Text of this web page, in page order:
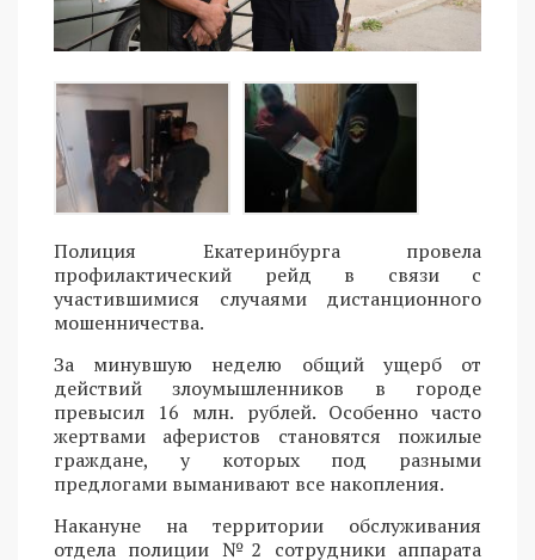
Полиция Екатеринбурга провела
профилактический рейд в связи с
участившимися случаями дистанционного
мошенничества.
За минувшую неделю общий ущерб от
действий злоумышленников в городе
превысил 16 млн. рублей. Особенно часто
жертвами аферистов становятся пожилые
граждане, у которых под разными
предлогами выманивают все накопления.
Накануне на территории обслуживания
отдела полиции №2 сотрудники аппарата